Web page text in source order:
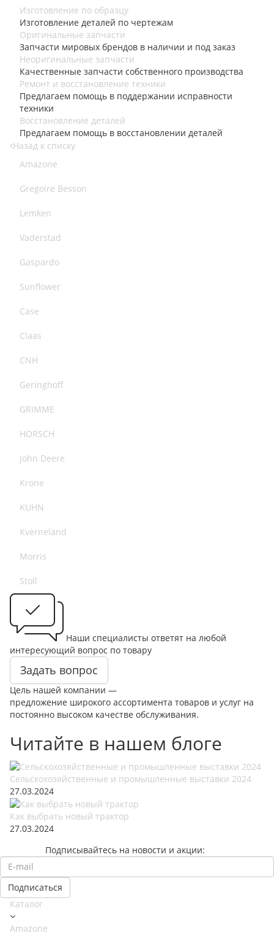
Изготовление по образцу
Изготовление деталей по чертежам
Оригинальные запчасти
Запчасти мировых брендов в наличии и под заказ
Неоригинальные запчасти
Качественные запчасти собственного производства
Ремонт и восстановление техники
Предлагаем помощь в поддержании исправности
техники
Восстановление деталей
Предлагаем помощь в восстановлении деталей
Назад к списку
Amazone
Gregoire Besson
Lemken
Vaderstad
Gaspardo
Sunflower
Case
Claas
CNH
Geringhoff
GRIMME
HORSCH
John Deere
Krone
KUHN
Kverneland
Morris
Stoll
Наши специалисты ответят на любой
интересующий вопрос по товару
Задать вопрос
Цель нашей компании —
предложение широкого ассортимента товаров и услуг на
постоянно высоком качестве обслуживания.
Читайте в нашем блоге
Сельскохозяйственные и промышленные выставки 2024
27.03.2024
Как выбрать новый трактор
27.03.2024
Подписывайтесь на новости и акции:
Каталог
Amazone